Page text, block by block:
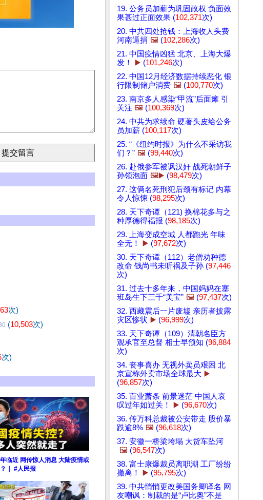
次)
(10,503次)
次)
临近 网传惊人消息 大陆疫情或
｜ #人民报
19. 公务员加薪为巩固政权 负面效
果甚过正面效果 (102,371次)
20. 中共四处抢钱：上海收人头费
河南逼捐 🖼️ (102,286次)
21. 中国疫情凶猛 北京、上海大爆
发！
▶️ (101,246次)
22. 中国12月经济数据持续恶化 银
行限制储户消费 🖼️ (100,770次)
23. 南京多人感染“甲流”后面瘫 引
关注 🖼️ (100,369次)
24. 中共为求续命 硬著头皮给公务
员加薪 (100,117次)
25. “《纽约时报》为什么不采访我
们？” 🖼️ (99,440次)
26. 赴俄参军被讽汉奸 战死朝鲜子
孙领泡面 🖼️▶️ (98,479次)
27. 这俩名死刑犯后颈有标记 内幕
令人惊悚 (98,295次)
28. 天下奇谭（121) 换棉花多与之
种厚德得福报 (98,185次)
29. 上海变成空城 人都跑光 年味
全无！
▶️ (97,672次)
30. 天下奇谭（112）老僧劝种德
改命 钱尚书未听祸及子孙 (97,446
次)
31. 过去十多年来，中国妈妈在塞
班岛生下三千“美宝” 🖼️ (97,437次)
32. 西藏震后一片废墟 亲历者披露
灾区惨状 ▶️ (96,999次)
33. 天下奇谭（109）清朝名臣方
观承官至总督 相士早预知 (96,884
次)
34. 丧事喜办 无视外卖员艰困 北
京宣称外卖市场全球最大 ▶️
(96,857次)
35. 百业萧条 前景迷茫 中国人哀
叹过年如过关！
▶️ (96,670次)
36. 传万科总裁被公安带走 股价暴
跌逾8% 🖼️ (96,618次)
37. 安徽一桥梁垮塌 大货车坠河
🖼️ (96,547次)
38. 富士康爆裁员离职潮 工厂纷纷
撤离！
▶️ (95,795次)
39. 中共悄悄更改美国务卿译名 网
友嘲讽：制裁的是“卢比奥”不是